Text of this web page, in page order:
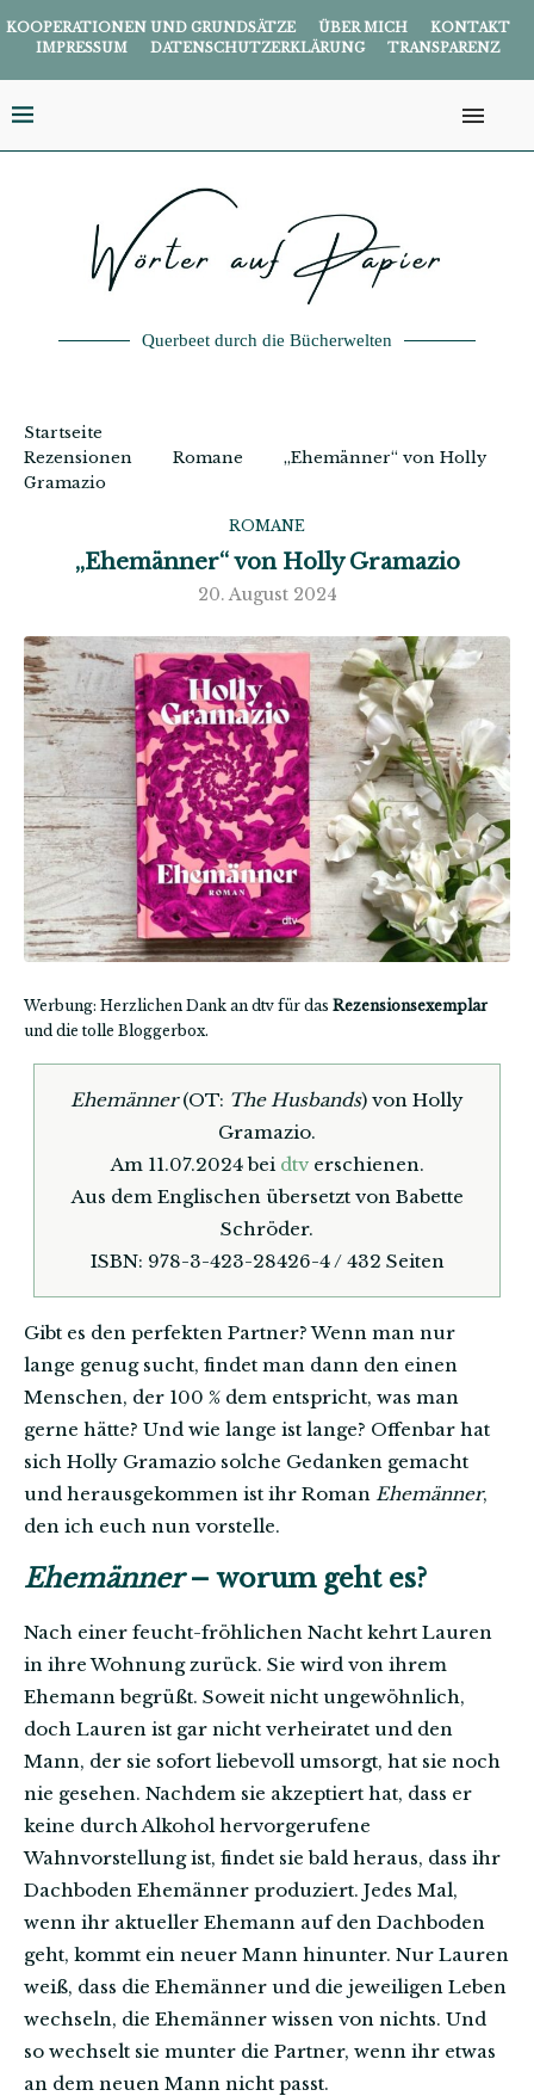
KOOPERATIONEN UND GRUNDSÄTZE ÜBER MICH
KONTAKT
IMPRESSUM
DATENSCHUTZERKLÄRUNG TRANSPARENZ
Querbeet durch die Bücherwelten
Startseite
Rezensionen
Romane
„Ehemänner“ von Holly
Gramazio
ROMANE
„Ehemänner“ von Holly Gramazio
20. August 2024
Werbung: Herzlichen Dank an dtv für das Rezensionsexemplar
und die tolle Bloggerbox.
Ehemänner(OT: The Husbands) von Holly
Gramazio.
Am 11.07.2024 bei dtverschienen.
Aus dem Englischen übersetzt von Babette
Schröder.
ISBN: 978-3-423-28426-4 / 432 Seiten
Gibt es den perfekten Partner? Wenn man nur
lange genug sucht, findet man dann den einen
Menschen, der 100 % dem entspricht, was man
gerne hätte? Und wie lange ist lange? Offenbar hat
sich Holly Gramazio solche Gedanken gemacht
und herausgekommen ist ihr Roman Ehemänner,
den ich euch nun vorstelle.
Ehemänner– worum geht es?
Nach einer feucht-fröhlichen Nacht kehrt Lauren
in ihre Wohnung zurück. Sie wird von ihrem
Ehemann begrüßt. Soweit nicht ungewöhnlich,
doch Lauren ist gar nicht verheiratet und den
Mann, der sie sofort liebevoll umsorgt, hat sie noch
nie gesehen. Nachdem sie akzeptiert hat, dass er
keine durch Alkohol hervorgerufene
Wahnvorstellung ist, findet sie bald heraus, dass ihr
Dachboden Ehemänner produziert. Jedes Mal,
wenn ihr aktueller Ehemann auf den Dachboden
geht, kommt ein neuer Mann hinunter. Nur Lauren
weiß, dass die Ehemänner und die jeweiligen Leben
wechseln, die Ehemänner wissen von nichts. Und
so wechselt sie munter die Partner, wenn ihr etwas
an dem neuen Mann nicht passt.